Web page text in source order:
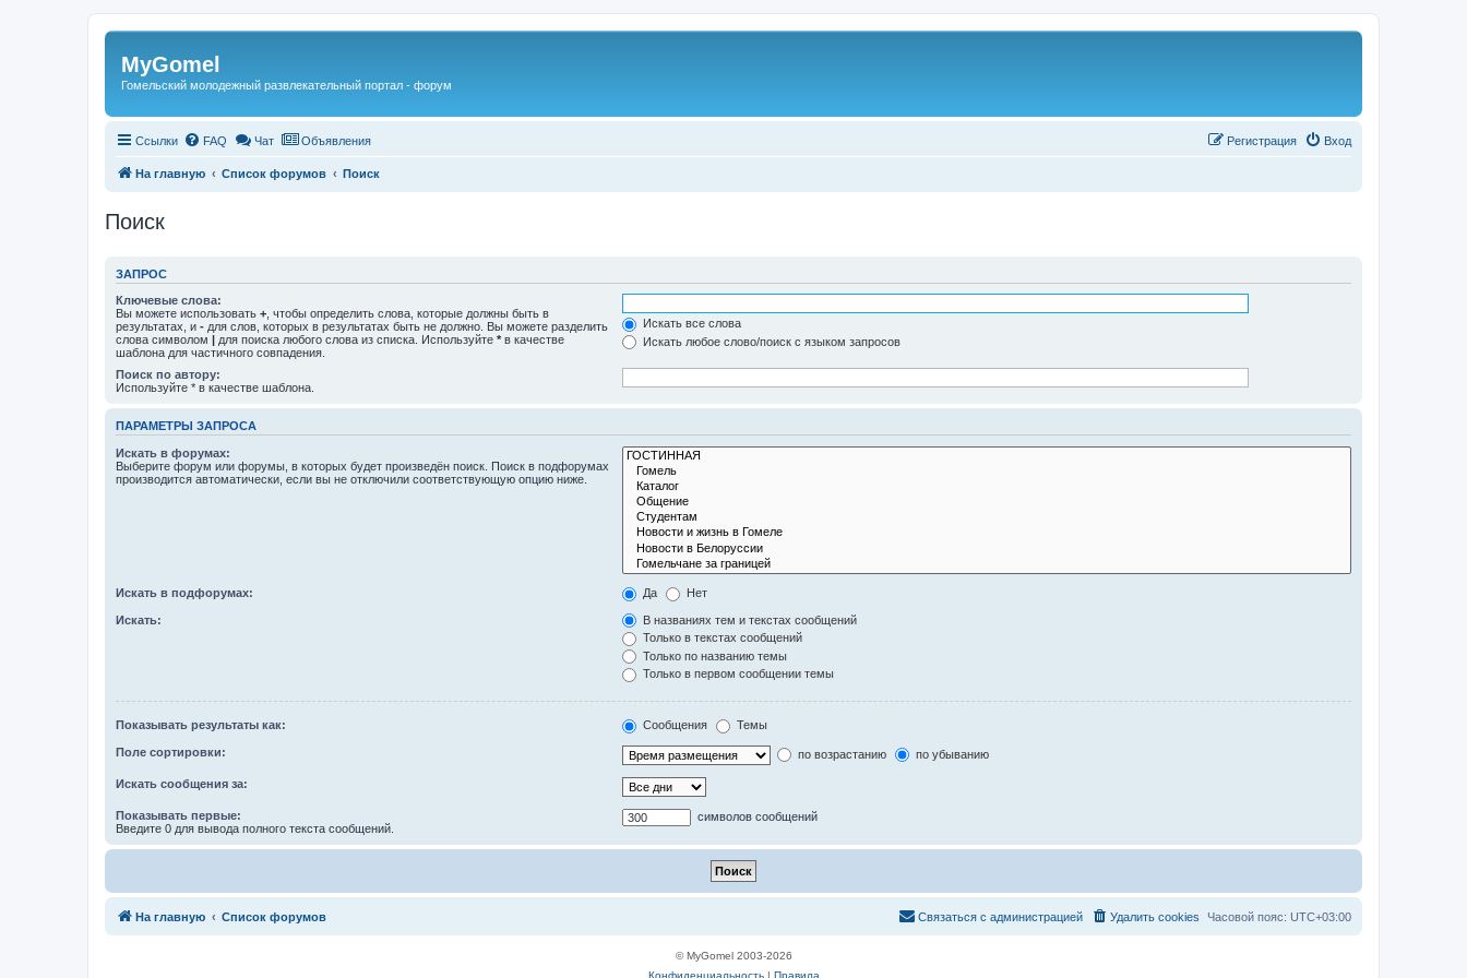
Регистрация
MyGomel
Гомельский молодежный развлекательный портал - форум
Ссылки FAQ Чат Объявления Вход
Регистрация
На главную Список форумов Поиск
Поиск
ЗАПРОС
Ключевые слова:
Вы можете использовать + , чтобы определить слова, которые должны быть в
результатах, и - для слов, которых в результатах быть не должно. Вы можете разделить
слова символом | для поиска любого слова из списка. Используйте * в качестве
шаблона для частичного совпадения.
Искать все слова
Искать любое слово/поиск с языком запросов
Поиск по автору:
Используйте * в качестве шаблона.
ПАРАМЕТРЫ ЗАПРОСА
Искать в форумах:
Выберите форум или форумы, в которых будет произведён поиск. Поиск в подфорумах
производится автоматически, если вы не отключили соответствующую опцию ниже.
Искать в подфорумах: Да Нет
Искать:
В названиях тем и текстах сообщений
Только в текстах сообщений
Только по названию темы
Только в первом сообщении темы
Показывать результаты как: Сообщения Темы
Поле сортировки: по возрастанию по убыванию
Искать сообщения за:
Показывать первые:
Введите 0 для вывода полного текста сообщений.
символов сообщений
На главную Список форумов Часовой пояс: UTC+03:00
Удалить cookies
Связаться с
Связаться с администрацией
© MyGomel 2003-2026
Конфиденциальность| Правила